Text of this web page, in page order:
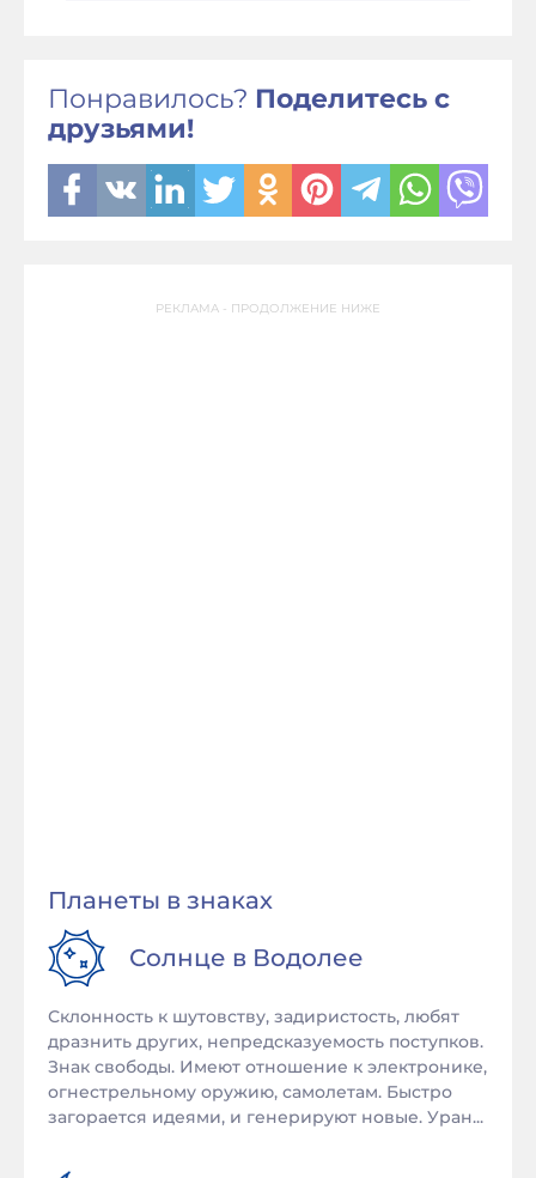
Понравилось? Поделитесь с
друзьями!
РЕКЛАМА - ПРОДОЛЖЕНИЕ НИЖЕ
Планеты в знаках
Солнце в Водолее
Склонность к шутовству, задиристость, любят
дразнить других, непредсказуемость поступков.
Знак свободы. Имеют отношение к электронике,
огнестрельному оружию, самолетам. Быстро
загорается идеями, и генерируют новые. Уран...